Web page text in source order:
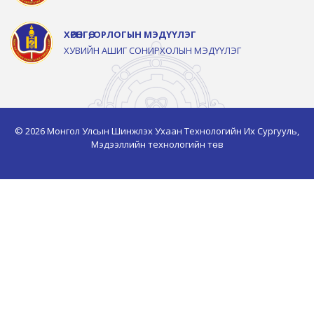
ХӨРӨНГӨ, ОРЛОГЫН МЭДҮҮЛЭГ
ХУВИЙН АШИГ СОНИРХОЛЫН МЭДҮҮЛЭГ
© 2026 Монгол Улсын Шинжлэх Ухаан Технологийн Их Сургууль,
Мэдээллийн технологийн төв